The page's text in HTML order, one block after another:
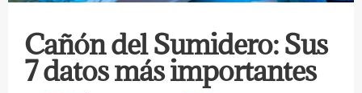
Cañón del Sumidero: Sus
7 datos más importantes